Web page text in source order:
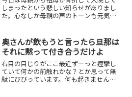
しまったという悲しい知らせがありまし
た。心なしか母親の声のトーンも元気が
とっているということには鈍感な私で
す。そんな私も明日22日で...
奥さんが飲もうと言ったら旦那は
それに黙って付き合うだけよ
右目の目じりがここ最近ずーっと痙攣し
ていて何かの前触れかな？とか思って無
駄にびびっています。何も起きませんよ